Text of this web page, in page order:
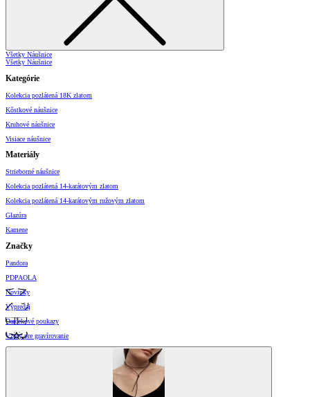
Všetky Náušnice
Všetky Náušnice
Kategórie
Kolekcia pozlátená 18K zlatom
Kôstkové náušnice
Kruhové náušnice
Visiace náušnice
Materiály
Strieborné náušnice
Kolekcia pozlátená 14-karátovým zlatom
Kolekcia pozlátená 14-karátovým ružovým zlatom
Glazúra
Kamene
Značky
Pandora
PDPAOLA
Novinky
Výpredaj
Darčekové poukazy
Vzory pre gravírovanie